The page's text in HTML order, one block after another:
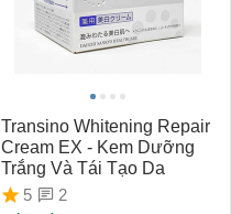
Transino Whitening Repair
Cream EX - Kem Dưỡng
Trắng Và Tái Tạo Da
5
2